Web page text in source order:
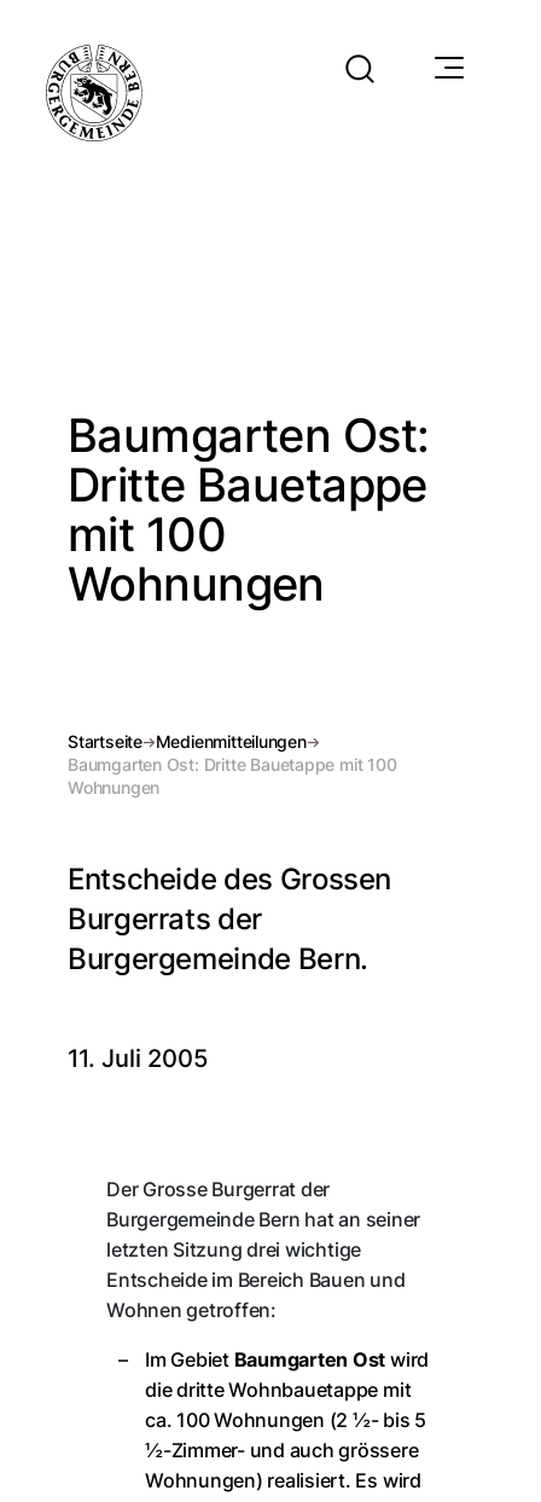
Baumgarten Ost:
Dritte Bauetappe
mit 100
Wohnungen
Startseite
Medienmitteilungen
Baumgarten Ost: Dritte Bauetappe mit 100
Wohnungen
Entscheide des Grossen
Burgerrats der
Burgergemeinde Bern.
11. Juli 2005
Der Grosse Burgerrat der
Burgergemeinde Bern hat an seiner
letzten Sitzung drei wichtige
Entscheide im Bereich Bauen und
Wohnen getroffen:
Im Gebiet Baumgarten Ostwird
die dritte Wohnbauetappe mit
ca. 100 Wohnungen (2 ½- bis 5
½-Zimmer- und auch grössere
Wohnungen) realisiert. Es wird